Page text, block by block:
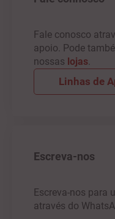
Fale conosco
apoio. Pode
nossas lojas.
Linhas de
Escreva-nos
Escreva-nos para
através do